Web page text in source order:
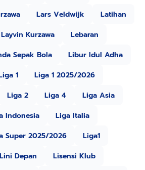
Lars Veldwijk
Latihan
Layvin Kurzawa
Lebaran
Sepak Bola
Libur Idul Adha
1
Liga 1 2025/2026
Liga 2 Liga 4
Liga Asia
Indonesia
Liga Italia
Super 2025/2026
Liga1
Lini Depan
Lisensi Klub